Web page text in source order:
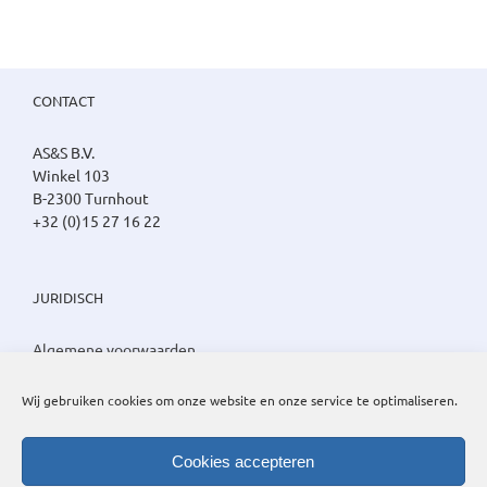
Wij gebruiken cookies om onze website en onze service te optimaliseren.
Cookies accepteren
CONTACT
AS&S B.V.
Winkel 103
B-2300 Turnhout
+32 (0)15 27 16 22
JURIDISCH
Algemene voorwaarden
Cookie beleid